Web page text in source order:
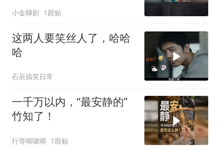
小金聊剧 1跟贴
这两人要笑丝人了，哈哈
哈
石辰搞笑日常
一千万以内，“最安静的”
竹知了！
行哥嘚啵嘚 1跟贴